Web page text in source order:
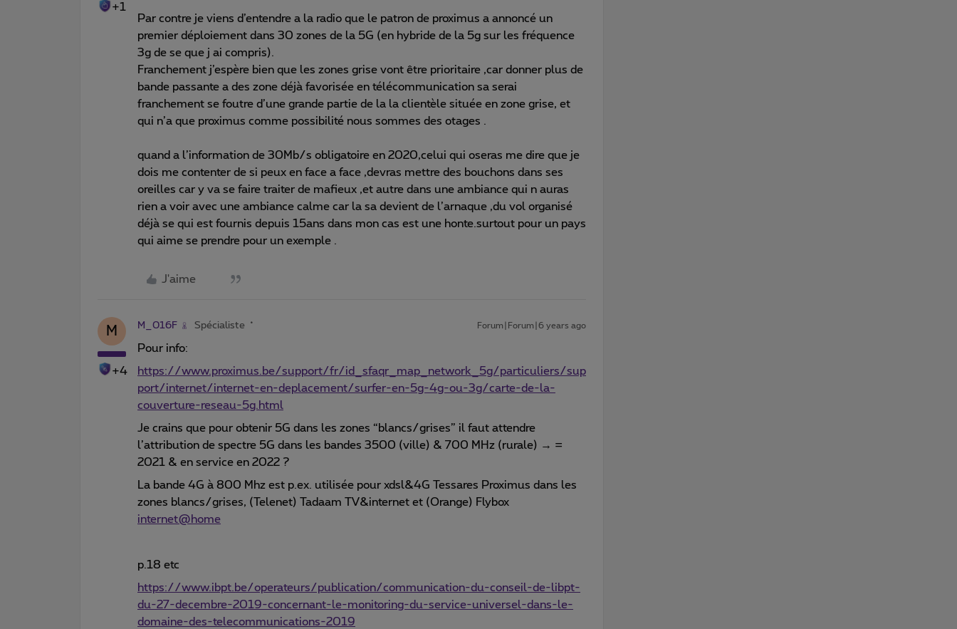
+1
Par contre je viens d’entendre a la radio que le patron de proximus a annoncé un
premier déploiement dans 30 zones de la 5G (en hybride de la 5g sur les fréquence
3g de se que j ai compris).
Franchement j’espère bien que les zones grise vont être prioritaire ,car donner plus de
bande passante a des zone déjà favorisée en télécommunication sa serai
franchement se foutre d’une grande partie de la la clientèle située en zone grise, et
qui n’a que proximus comme possibilité nous sommes des otages .
quand a l’information de 30Mb/s obligatoire en 2020,celui qui oseras me dire que je
dois me contenter de si peux en face a face ,devras mettre des bouchons dans ses
oreilles car y va se faire traiter de mafieux ,et autre dans une ambiance qui n auras
rien a voir avec une ambiance calme car la sa devient de l’arnaque ,du vol organisé
déjà se qui est fournis depuis 15ans dans mon cas est une honte.surtout pour un pays
qui aime se prendre pour un exemple .
J'aime
M
+4
M_016F Spécialiste Forum|Forum|6 years ago
Pour info:
https://www.proximus.be/support/fr/id_sfaqr_map_network_5g/particuliers/sup
port/internet/internet-en-deplacement/surfer-en-5g-4g-ou-3g/carte-de-la-
couverture-reseau-5g.html
Je crains que pour obtenir 5G dans les zones “blancs/grises” il faut attendre
l’attribution de spectre 5G dans les bandes 3500 (ville) & 700 MHz (rurale) → =
2021 & en service en 2022 ?
La bande 4G à 800 Mhz est p.ex. utilisée pour xdsl&4G Tessares Proximus dans les
zones blancs/grises, (Telenet) Tadaam TV&internet et (Orange) Flybox
internet@home
p.18 etc
https://www.ibpt.be/operateurs/publication/communication-du-conseil-de-libpt-
du-27-decembre-2019-concernant-le-monitoring-du-service-universel-dans-le-
domaine-des-telecommunications-2019